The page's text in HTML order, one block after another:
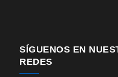
SÍGUENOS EN
REDES